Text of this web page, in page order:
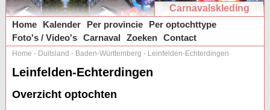
Carnavalskleding
Home
Kalender Per provincie
Per optochttype
Foto's / Video's Carnaval Zoeken Contact
Home - Duitsland - Baden-Württemberg - Leinfelden-Echterdingen
Leinfelden-Echterdingen
Overzicht optochten